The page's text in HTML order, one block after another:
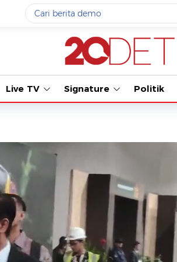
Yang sedang ramai dicari
gempa hari ini
#3prabowo
#5demo
Promoted
Terakhir yang dicari
Live TV Signature Politik